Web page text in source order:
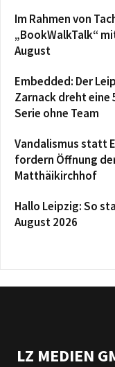
Im Rahmen von
„BookWalkTalk“
August
Embedded: Der
Zarnack dreht
Serie ohne Team
Vandalismus statt
fordern Öffnung
Matthäikirchhof
Hallo Leipzig: So
August 2026
LZ MEDIEN